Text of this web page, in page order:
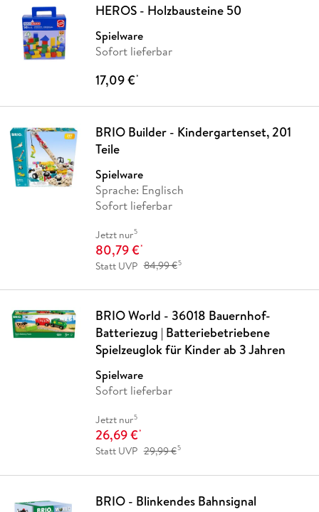
HEROS - Holzbausteine 50
Spielware
Sofort lieferbar
17,09 €*
BRIO Builder - Kindergartenset, 201
Teile
Spielware
Sprache: Englisch
Sofort lieferbar
Jetzt nur5
80,79 €*
Statt UVP 84,99 €5
BRIO World - 36018 Bauernhof-
Batteriezug | Batteriebetriebene
Spielzeuglok für Kinder ab 3 Jahren
Spielware
Sofort lieferbar
Jetzt nur5
26,69 €*
Statt UVP 29,99 €5
BRIO - Blinkendes Bahnsignal